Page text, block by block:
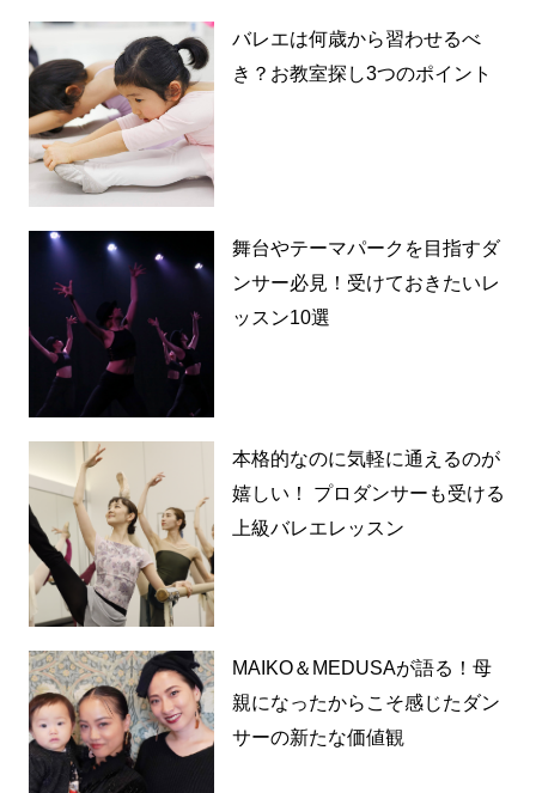
バレエは何歳から習わせるべ
き？お教室探し3つのポイント
舞台やテーマパークを目指すダ
ンサー必見！受けておきたいレ
ッスン10選
本格的なのに気軽に通えるのが
嬉しい！ プロダンサーも受ける
上級バレエレッスン
MAIKO＆MEDUSAが語る！母
親になったからこそ感じたダン
サーの新たな価値観